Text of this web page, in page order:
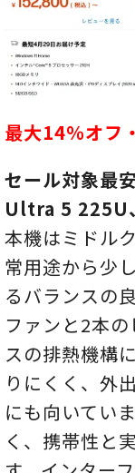
最大14％オフ
セール対象最
Ultra 5 225U
本機はミドル
常用途から少
るバランスの
ファンと2本
スの排熱機構
りにくく、外
にも向いてい
く、携帯性と